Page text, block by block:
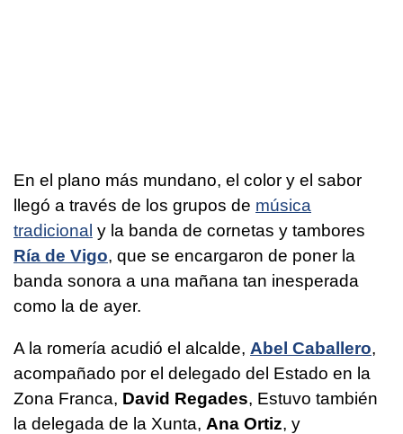
En el plano más mundano, el color y el sabor
llegó a través de los grupos de música
tradicional y la banda de cornetas y tambores
Ría de Vigo, que se encargaron de poner la
banda sonora a una mañana tan inesperada
como la de ayer.
A la romería acudió el alcalde, Abel Caballero,
acompañado por el delegado del Estado en la
Zona Franca, David Regades, Estuvo también
la delegada de la Xunta, Ana Ortiz, y